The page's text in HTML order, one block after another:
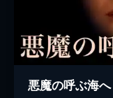
悪魔の呼ぶ海へ